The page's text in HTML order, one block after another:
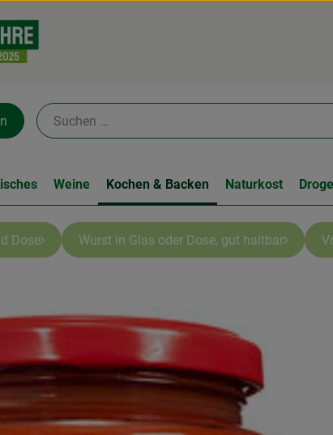
Weine Kochen & Backen Naturkost
Dose Wurst in Glas oder Dose, gut haltbar